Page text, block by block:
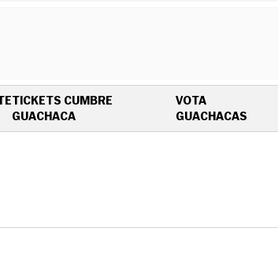
TICKETS CUMBRE
GUACHACAOPENS IN NEW WINDOW
VOTA
GUACHACAS